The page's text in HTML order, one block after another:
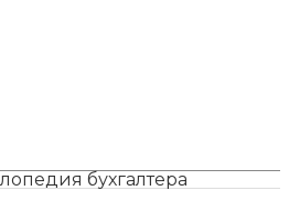
бухгалтера